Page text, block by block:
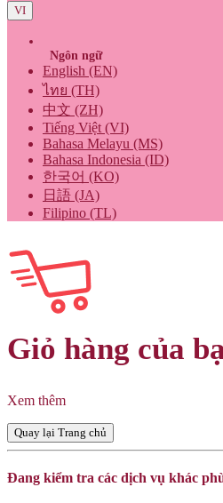
VI
Ngôn ngữ
English (EN)
ไทย (TH)
中文 (ZH)
Tiếng Việt (VI)
Bahasa Melayu (MS)
Bahasa Indonesia (ID)
한국어 (KO)
日語 (JA)
Filipino (TL)
Giỏ hàng của
Xem thêm
Quay lại Trang chủ
Đang kiểm tra các dịch vụ khác